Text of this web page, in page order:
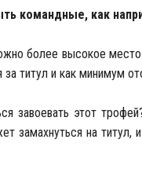
командные, как
более высокое
титул и как минимум
завоевать этот
замахнуться на титул,